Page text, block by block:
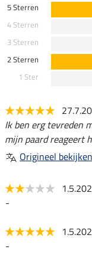
5 Sterren
4 Sterren
3 Sterren
2 Sterren
1 Ster
Ik ben erg tevreden
mijn paard reageert
Origineel bekijken
-
-